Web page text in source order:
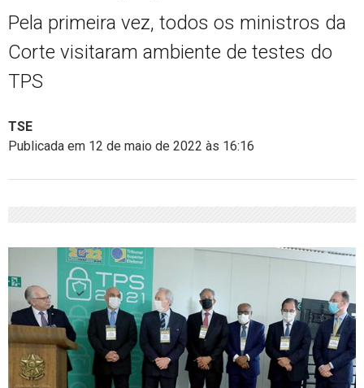
Pela primeira vez, todos os ministros da
Corte visitaram ambiente de testes do
TPS
TSE
Publicada em 12 de maio de 2022 às 16:16